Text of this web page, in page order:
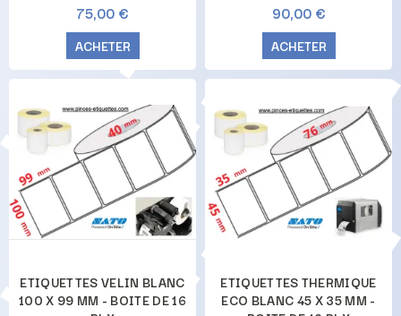
75,00 €
ACHETER
90,00 €
ACHETER
ETIQUETTES VELIN BLANC
100 X 99 MM - BOITE DE 16
ETIQUETTES THERMIQUE
ECO BLANC 45 X 35 MM -